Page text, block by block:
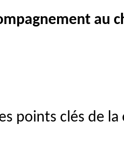
au
points clés de